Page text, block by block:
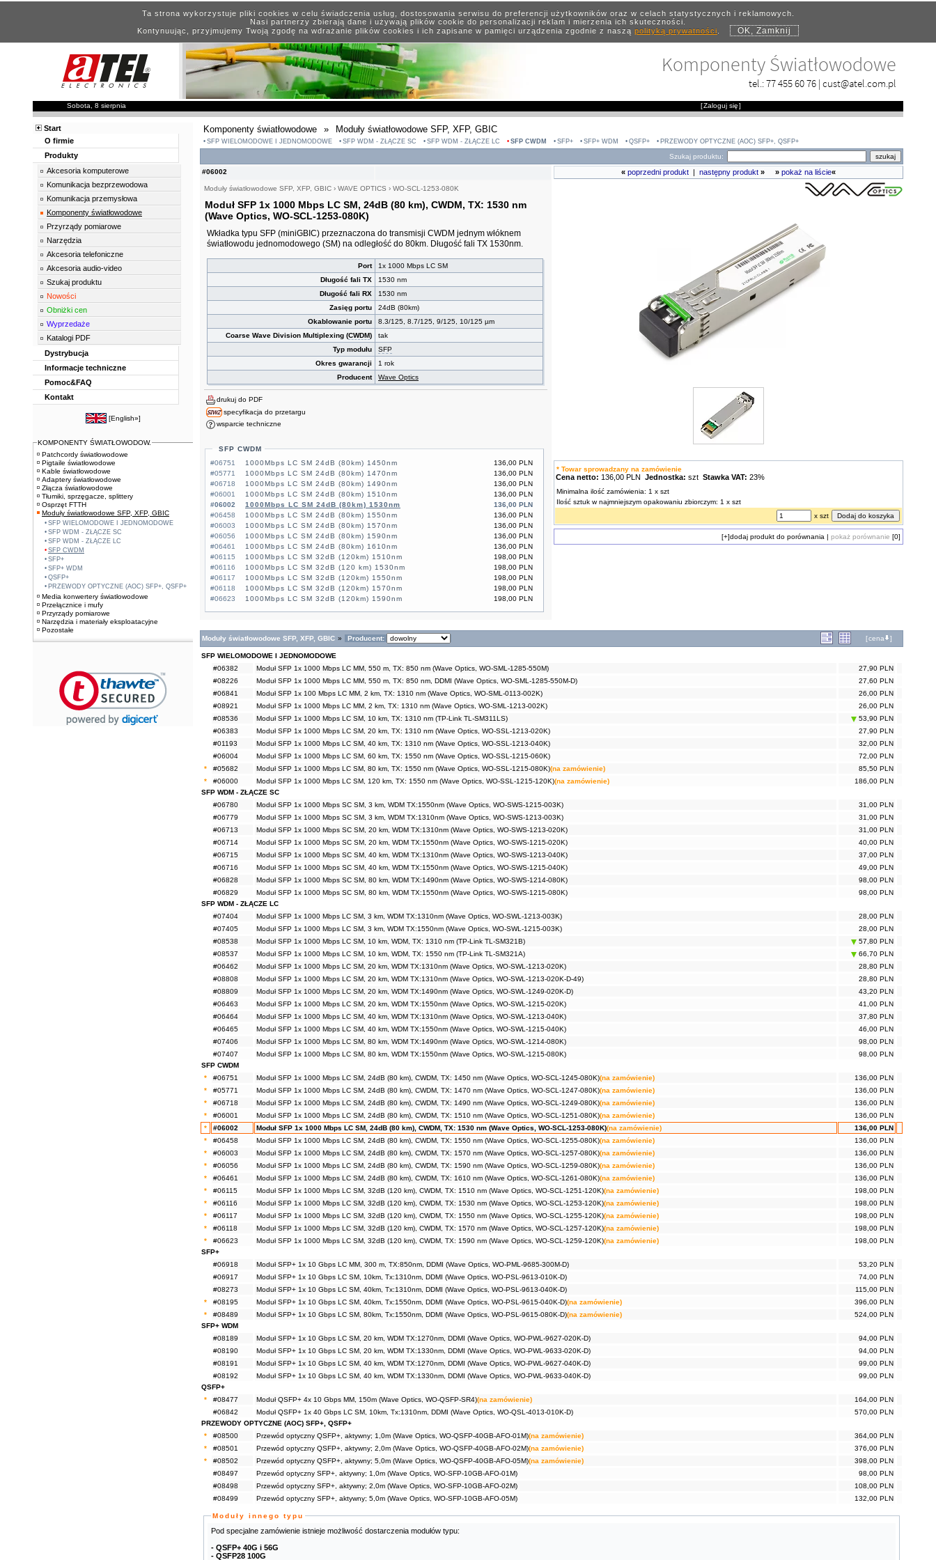
Ta strona wykorzystuje pliki cookies w celu świadczenia usług, dostosowania serwisu do preferencji użytkowników oraz w celach statystycznych i reklamowych.
Nasi partnerzy zbierają dane i używają plików cookie do personalizacji reklam i mierzenia ich skuteczności.
Kontynuując, przyjmujemy Twoją zgodę na wdrażanie plików cookies i ich zapisane w pamięci urządzenia zgodnie z naszą polityką prywatności. OK, Zamknij
Komponenty Światłowodowe
tel.:77 455 60 76 | cust@atel.com.pl
Sobota, 8 sierpnia [Zaloguj się]
Komponenty światłowodowe » Moduły światłowodowe SFP, XFP, GBIC
SFP WIELOMODOWE I JEDNOMODOWE SFP WDM - ZŁĄCZE SC SFP WDM - ZŁĄCZE LC SFP CWDM SFP+ SFP+ WDM QSFP+ PRZEWODY OPTYCZNE (AOC) SFP+, QSFP+
Szukaj produktu:
#06002
Moduły światłowodowe SFP, XFP, GBIC › WAVE OPTICS › WO-SCL-1253-080K
Moduł SFP 1x 1000 Mbps LC SM, 24dB (80 km), CWDM, TX: 1530 nm
(Wave Optics, WO-SCL-1253-080K)
Wkładka typu SFP (miniGBIC) przeznaczona do transmisji CWDM jednym włóknem
światłowodu jednomodowego (SM) na odległość do 80km. Długość fali TX 1530nm.
Port
1x 1000 Mbps LC SM
Długość fali TX
1530 nm
Długość fali RX
1530 nm
Zasięg portu
24dB (80km)
Okablowanie portu
8.3/125, 8.7/125, 9/125, 10/125 µm
Coarse Wave Division Multiplexing (CWDM)
tak
Typ modułu
SFP
Okres gwarancji
1 rok
Producent
Wave Optics
drukuj do PDF
specyfikacja do przetargu
wsparcie techniczne
SFP CWDM
#06751
136,00 PLN
1000Mbps LC SM 24dB (80km) 1450nm
#05771
136,00 PLN
1000Mbps LC SM 24dB (80km) 1470nm
#06718
136,00 PLN
1000Mbps LC SM 24dB (80km) 1490nm
#06001
136,00 PLN
1000Mbps LC SM 24dB (80km) 1510nm
#06002
136,00 PLN
1000Mbps LC SM 24dB (80km) 1530nm
#06458
136,00 PLN
1000Mbps LC SM 24dB (80km) 1550nm
#06003
136,00 PLN
1000Mbps LC SM 24dB (80km) 1570nm
#06056
136,00 PLN
1000Mbps LC SM 24dB (80km) 1590nm
#06461
136,00 PLN
1000Mbps LC SM 24dB (80km) 1610nm
#06115
198,00 PLN
1000Mbps LC SM 32dB (120km) 1510nm
#06116
198,00 PLN
1000Mbps LC SM 32dB (120 km) 1530nm
#06117
198,00 PLN
1000Mbps LC SM 32dB (120km) 1550nm
#06118
198,00 PLN
1000Mbps LC SM 32dB (120km) 1570nm
#06623
198,00 PLN
1000Mbps LC SM 32dB (120km) 1590nm
« poprzedni produkt następny produkt » » pokaż na liście«
* Towar sprowadzany na zamówienie
Cena netto: 136,00 PLN Jednostka: szt Stawka VAT: 23%
Minimalna ilość zamówienia: 1 x szt
Ilość sztuk w najmniejszym opakowaniu zbiorczym: 1 x szt
x szt
[+]dodaj produkt do porównania | pokaż porównanie [0]
Moduły światłowodowe SFP, XFP, GBIC » Producent: [cena ]
SFP WIELOMODOWE I JEDNOMODOWE
#06382
Moduł SFP 1x 1000 Mbps LC MM, 550 m, TX: 850 nm (Wave Optics, WO-SML-1285-550M)
27,90 PLN
#08226
Moduł SFP 1x 1000 Mbps LC MM, 550 m, TX: 850 nm, DDMI (Wave Optics, WO-SML-1285-550M-D)
27,60 PLN
#06841
Moduł SFP 1x 100 Mbps LC MM, 2 km, TX: 1310 nm (Wave Optics, WO-SML-0113-002K)
26,00 PLN
#08921
Moduł SFP 1x 1000 Mbps LC MM, 2 km, TX: 1310 nm (Wave Optics, WO-SML-1213-002K)
26,00 PLN
#08536
Moduł SFP 1x 1000 Mbps LC SM, 10 km, TX: 1310 nm (TP-Link TL-SM311LS)
53,90 PLN
#06383
Moduł SFP 1x 1000 Mbps LC SM, 20 km, TX: 1310 nm (Wave Optics, WO-SSL-1213-020K)
27,90 PLN
#01193
Moduł SFP 1x 1000 Mbps LC SM, 40 km, TX: 1310 nm (Wave Optics, WO-SSL-1213-040K)
32,00 PLN
#06004
Moduł SFP 1x 1000 Mbps LC SM, 60 km, TX: 1550 nm (Wave Optics, WO-SSL-1215-060K)
72,00 PLN
*
#05682 Moduł SFP 1x 1000 Mbps LC SM, 80 km, TX: 1550 nm (Wave Optics, WO-SSL-1215-080K)(na zamówienie)
85,50 PLN
*
#06000 Moduł SFP 1x 1000 Mbps LC SM, 120 km, TX: 1550 nm (Wave Optics, WO-SSL-1215-120K)(na zamówienie)
186,00 PLN
SFP WDM - ZŁĄCZE SC
#06780
Moduł SFP 1x 1000 Mbps SC SM, 3 km, WDM TX:1550nm (Wave Optics, WO-SWS-1215-003K)
31,00 PLN
#06779
Moduł SFP 1x 1000 Mbps SC SM, 3 km, WDM TX:1310nm (Wave Optics, WO-SWS-1213-003K)
31,00 PLN
#06713
Moduł SFP 1x 1000 Mbps SC SM, 20 km, WDM TX:1310nm (Wave Optics, WO-SWS-1213-020K)
31,00 PLN
#06714
Moduł SFP 1x 1000 Mbps SC SM, 20 km, WDM TX:1550nm (Wave Optics, WO-SWS-1215-020K)
40,00 PLN
#06715
Moduł SFP 1x 1000 Mbps SC SM, 40 km, WDM TX:1310nm (Wave Optics, WO-SWS-1213-040K)
37,00 PLN
#06716
Moduł SFP 1x 1000 Mbps SC SM, 40 km, WDM TX:1550nm (Wave Optics, WO-SWS-1215-040K)
49,00 PLN
#06828
Moduł SFP 1x 1000 Mbps SC SM, 80 km, WDM TX:1490nm (Wave Optics, WO-SWS-1214-080K)
98,00 PLN
#06829
Moduł SFP 1x 1000 Mbps SC SM, 80 km, WDM TX:1550nm (Wave Optics, WO-SWS-1215-080K)
98,00 PLN
SFP WDM - ZŁĄCZE LC
#07404
Moduł SFP 1x 1000 Mbps LC SM, 3 km, WDM TX:1310nm (Wave Optics, WO-SWL-1213-003K)
28,00 PLN
#07405
Moduł SFP 1x 1000 Mbps LC SM, 3 km, WDM TX:1550nm (Wave Optics, WO-SWL-1215-003K)
28,00 PLN
#08538
Moduł SFP 1x 1000 Mbps LC SM, 10 km, WDM, TX: 1310 nm (TP-Link TL-SM321B)
57,80 PLN
#08537
Moduł SFP 1x 1000 Mbps LC SM, 10 km, WDM, TX: 1550 nm (TP-Link TL-SM321A)
66,70 PLN
#06462
Moduł SFP 1x 1000 Mbps LC SM, 20 km, WDM TX:1310nm (Wave Optics, WO-SWL-1213-020K)
28,80 PLN
#08808
Moduł SFP 1x 1000 Mbps LC SM, 20 km, WDM TX:1310nm (Wave Optics, WO-SWL-1213-020K-D-49)
28,80 PLN
#08809
Moduł SFP 1x 1000 Mbps LC SM, 20 km, WDM TX:1490nm (Wave Optics, WO-SWL-1249-020K-D)
43,20 PLN
#06463
Moduł SFP 1x 1000 Mbps LC SM, 20 km, WDM TX:1550nm (Wave Optics, WO-SWL-1215-020K)
41,00 PLN
#06464
Moduł SFP 1x 1000 Mbps LC SM, 40 km, WDM TX:1310nm (Wave Optics, WO-SWL-1213-040K)
37,80 PLN
#06465
Moduł SFP 1x 1000 Mbps LC SM, 40 km, WDM TX:1550nm (Wave Optics, WO-SWL-1215-040K)
46,00 PLN
#07406
Moduł SFP 1x 1000 Mbps LC SM, 80 km, WDM TX:1490nm (Wave Optics, WO-SWL-1214-080K)
98,00 PLN
#07407
Moduł SFP 1x 1000 Mbps LC SM, 80 km, WDM TX:1550nm (Wave Optics, WO-SWL-1215-080K)
98,00 PLN
SFP CWDM
*
#06751 Moduł SFP 1x 1000 Mbps LC SM, 24dB (80 km), CWDM, TX: 1450 nm (Wave Optics, WO-SCL-1245-080K)(na zamówienie)
136,00 PLN
*
#05771 Moduł SFP 1x 1000 Mbps LC SM, 24dB (80 km), CWDM, TX: 1470 nm (Wave Optics, WO-SCL-1247-080K)(na zamówienie)
136,00 PLN
*
#06718 Moduł SFP 1x 1000 Mbps LC SM, 24dB (80 km), CWDM, TX: 1490 nm (Wave Optics, WO-SCL-1249-080K)(na zamówienie)
136,00 PLN
*
#06001 Moduł SFP 1x 1000 Mbps LC SM, 24dB (80 km), CWDM, TX: 1510 nm (Wave Optics, WO-SCL-1251-080K)(na zamówienie)
136,00 PLN
*
#06002 Moduł SFP 1x 1000 Mbps LC SM, 24dB (80 km), CWDM, TX: 1530 nm (Wave Optics, WO-SCL-1253-080K)(na zamówienie)
136,00 PLN
*
#06458 Moduł SFP 1x 1000 Mbps LC SM, 24dB (80 km), CWDM, TX: 1550 nm (Wave Optics, WO-SCL-1255-080K)(na zamówienie)
136,00 PLN
*
#06003 Moduł SFP 1x 1000 Mbps LC SM, 24dB (80 km), CWDM, TX: 1570 nm (Wave Optics, WO-SCL-1257-080K)(na zamówienie)
136,00 PLN
*
#06056 Moduł SFP 1x 1000 Mbps LC SM, 24dB (80 km), CWDM, TX: 1590 nm (Wave Optics, WO-SCL-1259-080K)(na zamówienie)
136,00 PLN
*
#06461 Moduł SFP 1x 1000 Mbps LC SM, 24dB (80 km), CWDM, TX: 1610 nm (Wave Optics, WO-SCL-1261-080K)(na zamówienie)
136,00 PLN
*
#06115 Moduł SFP 1x 1000 Mbps LC SM, 32dB (120 km), CWDM, TX: 1510 nm (Wave Optics, WO-SCL-1251-120K)(na zamówienie)
198,00 PLN
*
#06116 Moduł SFP 1x 1000 Mbps LC SM, 32dB (120 km), CWDM, TX: 1530 nm (Wave Optics, WO-SCL-1253-120K)(na zamówienie)
198,00 PLN
*
#06117 Moduł SFP 1x 1000 Mbps LC SM, 32dB (120 km), CWDM, TX: 1550 nm (Wave Optics, WO-SCL-1255-120K)(na zamówienie)
198,00 PLN
*
#06118 Moduł SFP 1x 1000 Mbps LC SM, 32dB (120 km), CWDM, TX: 1570 nm (Wave Optics, WO-SCL-1257-120K)(na zamówienie)
198,00 PLN
*
#06623 Moduł SFP 1x 1000 Mbps LC SM, 32dB (120 km), CWDM, TX: 1590 nm (Wave Optics, WO-SCL-1259-120K)(na zamówienie)
198,00 PLN
SFP+
#06918
Moduł SFP+ 1x 10 Gbps LC MM, 300 m, TX:850nm, DDMI (Wave Optics, WO-PML-9685-300M-D)
53,20 PLN
#06917
Moduł SFP+ 1x 10 Gbps LC SM, 10km, Tx:1310nm, DDMI (Wave Optics, WO-PSL-9613-010K-D)
74,00 PLN
#08273
Moduł SFP+ 1x 10 Gbps LC SM, 40km, Tx:1310nm, DDMI (Wave Optics, WO-PSL-9613-040K-D)
115,00 PLN
*
#08195 Moduł SFP+ 1x 10 Gbps LC SM, 40km, Tx:1550nm, DDMI (Wave Optics, WO-PSL-9615-040K-D)(na zamówienie)
396,00 PLN
*
#08489 Moduł SFP+ 1x 10 Gbps LC SM, 80km, Tx:1550nm, DDMI (Wave Optics, WO-PSL-9615-080K-D)(na zamówienie)
524,00 PLN
SFP+ WDM
#08189
Moduł SFP+ 1x 10 Gbps LC SM, 20 km, WDM TX:1270nm, DDMI (Wave Optics, WO-PWL-9627-020K-D)
94,00 PLN
#08190
Moduł SFP+ 1x 10 Gbps LC SM, 20 km, WDM TX:1330nm, DDMI (Wave Optics, WO-PWL-9633-020K-D)
94,00 PLN
#08191
Moduł SFP+ 1x 10 Gbps LC SM, 40 km, WDM TX:1270nm, DDMI (Wave Optics, WO-PWL-9627-040K-D)
99,00 PLN
#08192
Moduł SFP+ 1x 10 Gbps LC SM, 40 km, WDM TX:1330nm, DDMI (Wave Optics, WO-PWL-9633-040K-D)
99,00 PLN
QSFP+
*
#08477 Moduł QSFP+ 4x 10 Gbps MM, 150m (Wave Optics, WO-QSFP-SR4)(na zamówienie)
164,00 PLN
#06842
Moduł QSFP+ 1x 40 Gbps LC SM, 10km, Tx:1310nm, DDMI (Wave Optics, WO-QSL-4013-010K-D)
570,00 PLN
PRZEWODY OPTYCZNE (AOC) SFP+, QSFP+
*
#08500 Przewód optyczny QSFP+, aktywny; 1,0m (Wave Optics, WO-QSFP-40GB-AFO-01M)(na zamówienie)
364,00 PLN
*
#08501 Przewód optyczny QSFP+, aktywny; 2,0m (Wave Optics, WO-QSFP-40GB-AFO-02M)(na zamówienie)
376,00 PLN
*
#08502 Przewód optyczny QSFP+, aktywny; 5,0m (Wave Optics, WO-QSFP-40GB-AFO-05M)(na zamówienie)
398,00 PLN
#08497
Przewód optyczny SFP+, aktywny; 1,0m (Wave Optics, WO-SFP-10GB-AFO-01M)
98,00 PLN
#08498
Przewód optyczny SFP+, aktywny; 2,0m (Wave Optics, WO-SFP-10GB-AFO-02M)
108,00 PLN
#08499
Przewód optyczny SFP+, aktywny; 5,0m (Wave Optics, WO-SFP-10GB-AFO-05M) 132,00 PLN
Moduły innego typu
Pod specjalne zamówienie istnieje możliwość dostarczenia modułów typu:
- QSFP+ 40G i 56G
- QSFP28 100G
Start
O firmie
Produkty
Akcesoria komputerowe
Komunikacja bezprzewodowa
Komunikacja przemysłowa
Komponenty światłowodowe
Przyrządy pomiarowe
Narzędzia
Akcesoria telefoniczne
Akcesoria audio-video
Szukaj produktu
Nowości
Obniżki cen
Wyprzedaże
Katalogi PDF
Dystrybucja
Informacje techniczne
Pomoc&FAQ
Kontakt
[English»]
KOMPONENTY ŚWIATŁOWODOW.
Patchcordy światłowodowe
Pigtaile światłowodowe
Kable światłowodowe
Adaptery światłowodowe
Złącza światłowodowe
Tłumiki, sprzęgacze, splittery
Osprzęt FTTH
Moduły światłowodowe SFP, XFP, GBIC
SFP WIELOMODOWE I JEDNOMODOWE
SFP WDM - ZŁĄCZE SC
SFP WDM - ZŁĄCZE LC
SFP CWDM
SFP+
SFP+ WDM
QSFP+
PRZEWODY OPTYCZNE (AOC) SFP+, QSFP+
Media konwertery światłowodowe
Przełącznice i mufy
Przyrządy pomiarowe
Narzędzia i materiały eksploatacyjne
Pozostałe